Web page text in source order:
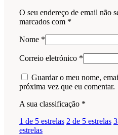
O seu endereço de email não
marcados com *
Nome *
Correio eletrónico *
Guardar o meu nome,
próxima vez que eu comentar.
A sua classificação *
1 de 5 estrelas 2 de 5 estrelas
estrelas